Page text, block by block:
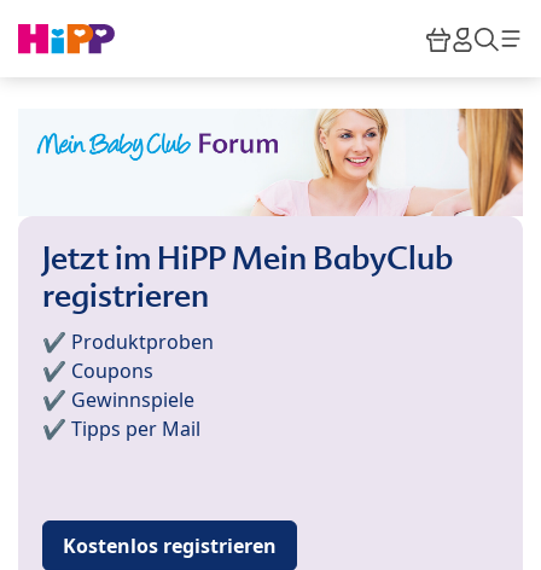
HiPP
Jetzt im HiPP Mein BabyClub
registrieren
✔️ Produktproben
✔️ Coupons
✔️ Gewinnspiele
✔️ Tipps per Mail
Kostenlos registrieren